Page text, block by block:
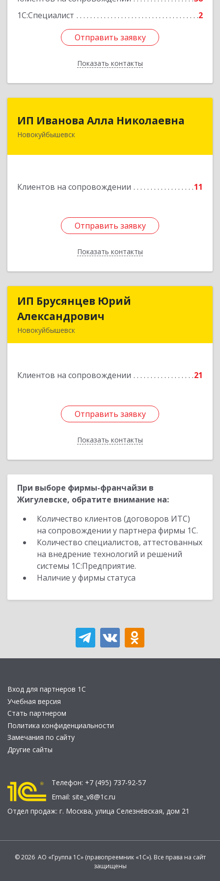
1С:Специалист
2
Отправить заявку
Показать контакты
Отправить заявку
Назад
ИП Иванова Алла Николаевна
Новокуйбышевск
Клиентов на сопровождении 11
Отправить заявку
Показать контакты
Отправить заявку
Назад
ИП Брусянцев Юрий
Александрович
Новокуйбышевск
Клиентов на сопровождении 21
Отправить заявку
Показать контакты
ИП Брусянцев Юрий
Подробнее
Отправить заявку
Назад
При выборе фирмы-франчайзи в
Жигулевске, обратите внимание на:
Количество клиентов (договоров ИТС)
на сопровождении у партнера фирмы 1С.
Количество специалистов, аттестованных
на внедрение технологий и решений
системы 1С:Предприятие.
Наличие у фирмы статуса
Вход для партнеров 1С
Учебная версия
Стать партнером
Политика конфиденциальности
Замечания по сайту
Другие сайты
Телефон: +7 (495) 737-92-57
Email: site_v8@1c.ru
Отдел продаж: г. Москва, улица Селезнёвская, дом 21
© 2026 АО «Группа 1С» (правопреемник «1С»). Все права на сайт
защищены